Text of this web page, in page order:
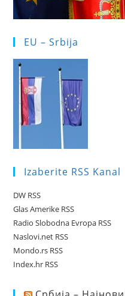
EU – Srbija
Izaberite RSS Kanal
DW RSS
Glas Amerike RSS
Radio Slobodna Evropa RSS
Naslovi.net RSS
Mondo.rs RSS
Index.hr RSS